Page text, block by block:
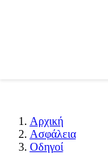
Αρχική
Ασφάλεια
Οδηγοί